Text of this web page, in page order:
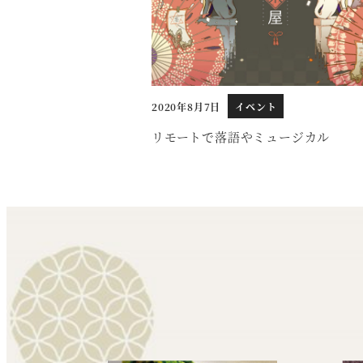
リモートで落語やミュージカル
投稿日
2020年8月7日 イベント